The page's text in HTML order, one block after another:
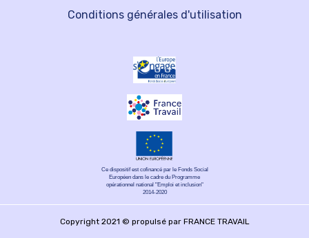
Conditions générales d'utilisation
Ce dispositif est cofinancé par le Fonds Social
Européen dans le cadre du Programme
opérationnel national "Emploi et inclusion"
2014-2020
Copyright 2021 © propulsé par FRANCE TRAVAIL